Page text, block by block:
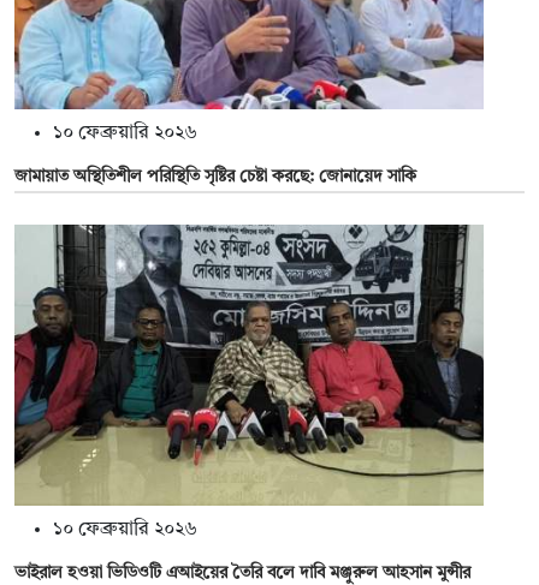
১০ ফেব্রুয়ারি ২০২৬
জামায়াত অস্থিতিশীল পরিস্থিতি সৃষ্টির চেষ্টা করছে: জোনায়েদ সাকি
১০ ফেব্রুয়ারি ২০২৬
ভাইরাল হওয়া ভিডিওটি এআইয়ের তৈরি বলে দাবি মঞ্জুরুল আহসান মুন্সীর